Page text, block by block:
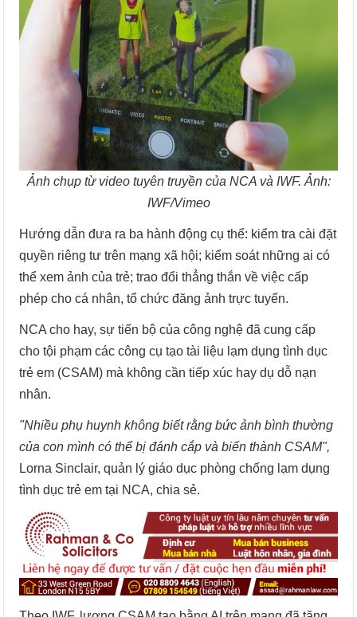
Ảnh chụp từ video tuyên truyền của NCA và IWF. Ảnh:
IWF/Vimeo
Hướng dẫn đưa ra ba hành động cụ thể: kiểm tra cài đặt
quyền riêng tư trên mạng xã hội; kiểm soát những ai có
thể xem ảnh của trẻ; trao đổi thẳng thắn về việc cấp
phép cho cá nhân, tổ chức đăng ảnh trực tuyến.
NCA cho hay, sự tiến bộ của công nghệ đã cung cấp
cho tội phạm các công cụ tạo tài liệu lạm dụng tình dục
trẻ em (CSAM) mà không cần tiếp xúc hay dụ dỗ nạn
nhân.
"Nhiều phụ huynh không biết rằng bức ảnh bình thường
của con mình có thể bị đánh cắp và biến thành CSAM",
Lorna Sinclair, quản lý giáo dục phòng chống lạm dụng
tình dục trẻ em tại NCA, chia sẻ.